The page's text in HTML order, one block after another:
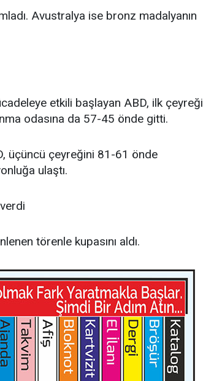
Avustralya ise bronz madalyanın
etkili başlayan ABD, ilk çeyreği
odasına da 57-45 önde gitti.
üçüncü çeyreğini 81-61 önde
ulaştı.
törenle kupasını aldı.